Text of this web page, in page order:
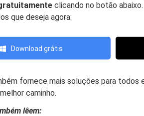
clicando no botão
que deseja agora:
Download grátis
fornece mais soluções para todos
caminho.
lêem: